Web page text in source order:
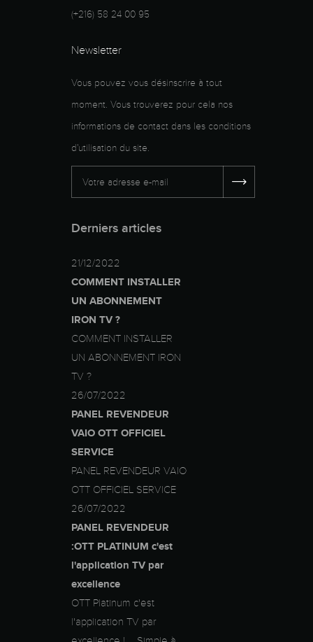
(+216) 58 24 00 95
Newsletter
Vous pouvez vous désinscrire à tout
moment. Vous trouverez pour cela nos
informations de contact dans les conditions
d'utilisation du site.
Derniers articles
21/12/2022
COMMENT INSTALLER
UN ABONNEMENT
IRON TV ?
COMMENT INSTALLER
UN ABONNEMENT IRON
TV ?
26/07/2022
PANEL REVENDEUR
VAIO OTT OFFICIEL
SERVICE
PANEL REVENDEUR VAIO
OTT OFFICIEL SERVICE
26/07/2022
PANEL REVENDEUR
:OTT PLATINUM c'est
l'application TV par
excellence
OTT Platinum c'est
l'application TV par